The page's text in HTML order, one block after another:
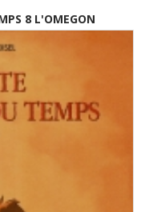
8 L'OMEGON